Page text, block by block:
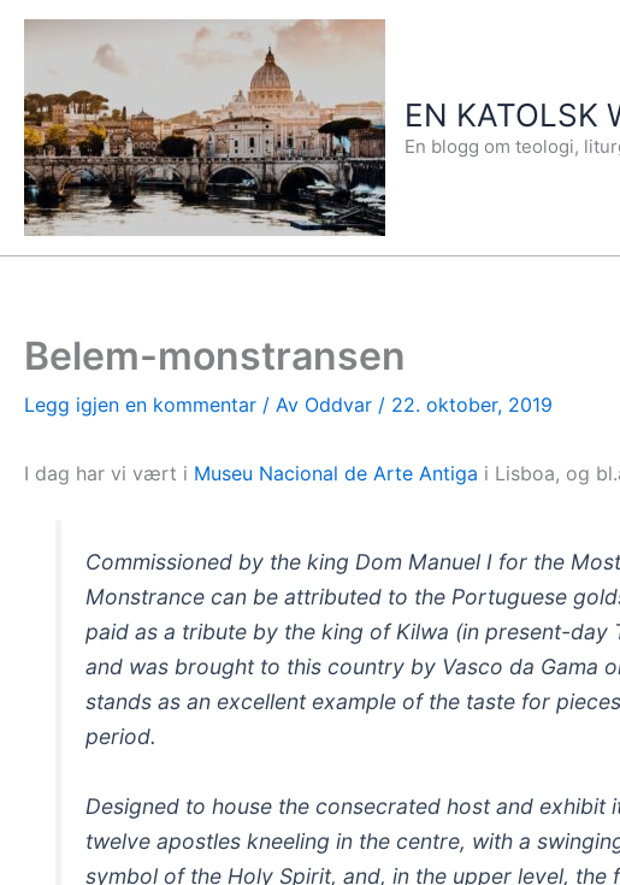
Hopp
innholdet
EN KATOLSK
En blogg om teologi,
Belem-monstransen
Legg igjen en kommentar / Av Oddvar / 22. oktober, 2019
I dag har vi vært i Museu Nacional de Arte Antiga i Lisboa, og
Commissioned by the king Dom Manuel I for the
Monstrance can be attributed to the Portuguese
paid as a tribute by the king of Kilwa (in present-
and was brought to this country by Vasco da Gama
stands as an excellent example of the taste for
period.
Designed to house the consecrated host and
twelve apostles kneeling in the centre, with a
symbol of the Holy Spirit, and, in the upper level,